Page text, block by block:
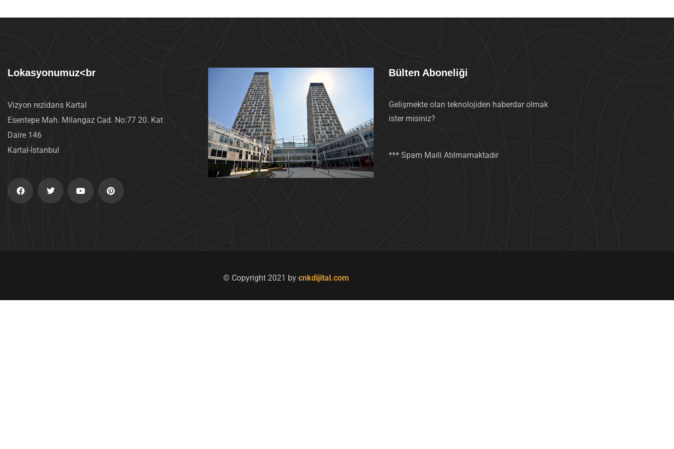
Lokasyonumuz<br
Vizyon rezidans Kartal
Esentepe Mah. Milangaz Cad. No:77 20. Kat
Daire 146
Kartal-İstanbul
Bülten Aboneliği
Gelişmekte olan teknolojiden haberdar olmak
ister misiniz?
*** Spam Maili Atılmamaktadır
© Copyright 2021 by cnkdijital.com